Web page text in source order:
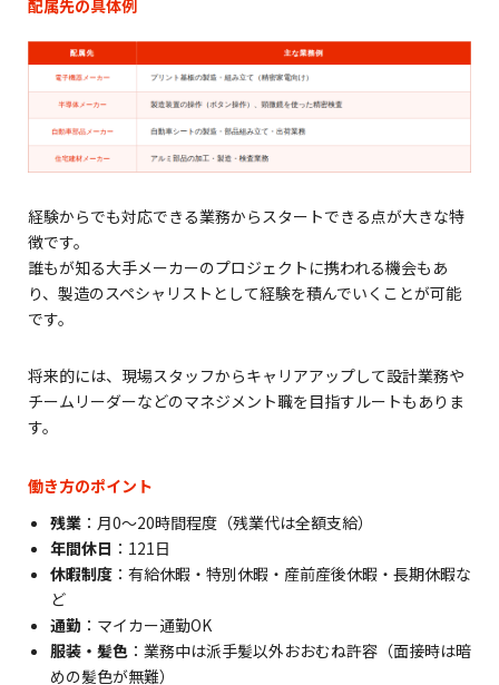
配属先の具体例
経験からでも対応できる業務からスタートできる点が大きな特
徴です。
誰もが知る大手メーカーのプロジェクトに携われる機会もあ
り、製造のスペシャリストとして経験を積んでいくことが可能
です。
将来的には、現場スタッフからキャリアアップして設計業務や
チームリーダーなどのマネジメント職を目指すルートもありま
す。
働き方のポイント
残業 ：月0〜20時間程度（残業代は全額支給）
年間休日 ：121日
休暇制度 ：有給休暇・特別休暇・産前産後休暇・長期休暇な
ど
通勤 ：マイカー通勤OK
服装・髪色 ：業務中は派手髪以外おおむね許容（面接時は暗
めの髪色が無難）